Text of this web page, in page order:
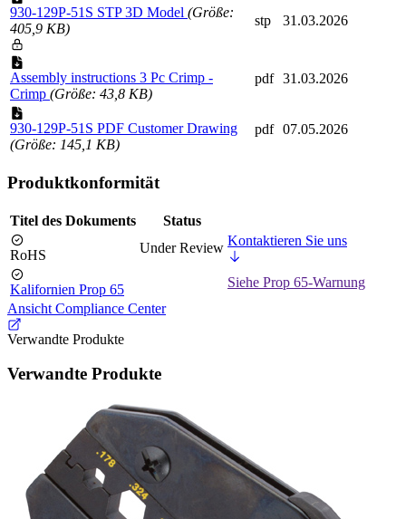
930-129P-51S STP 3D Model (Größe:
405,9 KB)
stp 31.03.2026
Assembly instructions 3 Pc Crimp -
Crimp (Größe: 43,8 KB)
pdf 31.03.2026
930-129P-51S PDF Customer Drawing
(Größe: 145,1 KB)
pdf 07.05.2026
Produktkonformität
Titel des Dokuments Status
RoHS Under Review Kontaktieren Sie uns
Kalifornien Prop 65
Siehe Prop 65-Warnung
Ansicht Compliance Center
Verwandte Produkte
Verwandte Produkte